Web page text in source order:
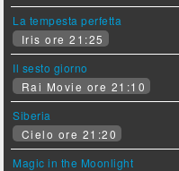
La tempesta perfetta
Iris ore 21:25
Il sesto giorno
Rai Movie ore 21:10
Siberia
Cielo ore 21:20
Magic in the Moonlight